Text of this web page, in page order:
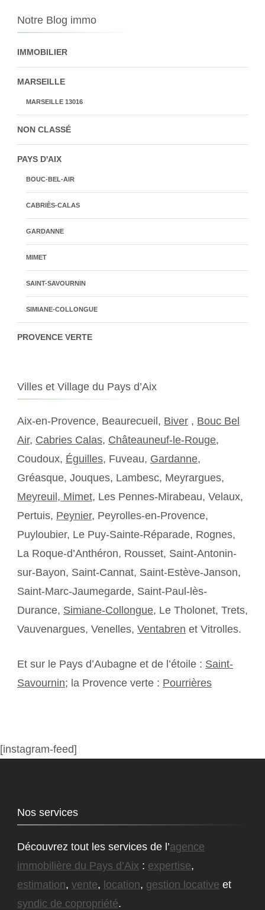
Notre Blog immo
IMMOBILIER
MARSEILLE
MARSEILLE 13016
NON CLASSÉ
PAYS D'AIX
BOUC-BEL-AIR
CABRIÈS-CALAS
GARDANNE
MIMET
SAINT-SAVOURNIN
SIMIANE-COLLONGUE
PROVENCE VERTE
Villes et Village du Pays d’Aix
Aix-en-Provence, Beaurecueil, Biver , Bouc Bel
Air, Cabries Calas, Châteauneuf-le-Rouge,
Coudoux, Éguilles, Fuveau, Gardanne,
Gréasque, Jouques, Lambesc, Meyrargues,
Meyreuil, Mimet, Les Pennes-Mirabeau, Velaux,
Pertuis, Peynier, Peyrolles-en-Provence,
Puyloubier, Le Puy-Sainte-Réparade, Rognes,
La Roque-d’Anthéron, Rousset, Saint-Antonin-
sur-Bayon, Saint-Cannat, Saint-Estève-Janson,
Saint-Marc-Jaumegarde, Saint-Paul-lès-
Durance, Simiane-Collongue, Le Tholonet, Trets,
Vauvenargues, Venelles, Ventabren et Vitrolles.
Et sur le Pays d’Aubagne et de l’étoile : Saint-
Savournin; la Provence verte : Pourrières
[instagram-feed]
Nos services
Découvrez tout les services de l’agence
immobilière du Pays d’Aix : expertise,
estimation, vente, location, gestion locative et
syndic de copropriété.